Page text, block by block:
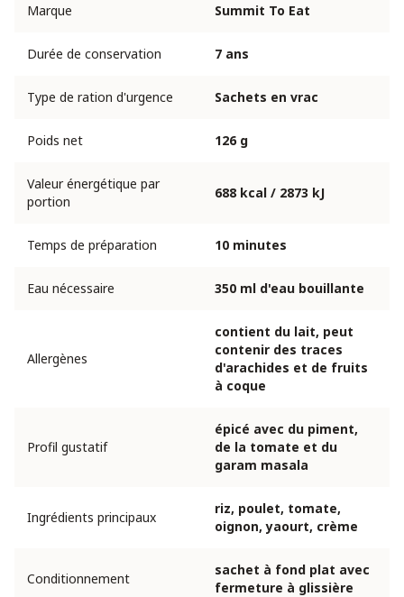
Marque Summit To Eat
Durée de conservation 7 ans
Type de ration d'urgence Sachets en vrac
Poids net 126 g
Valeur énergétique par
portion
688 kcal / 2873 kJ
Temps de préparation 10 minutes
Eau nécessaire 350 ml d'eau bouillante
Allergènes
contient du lait, peut
contenir des traces
d'arachides et de fruits
à coque
Profil gustatif
épicé avec du piment,
de la tomate et du
garam masala
Ingrédients principaux
riz, poulet, tomate,
oignon, yaourt, crème
Conditionnement
sachet à fond plat avec
fermeture à glissière